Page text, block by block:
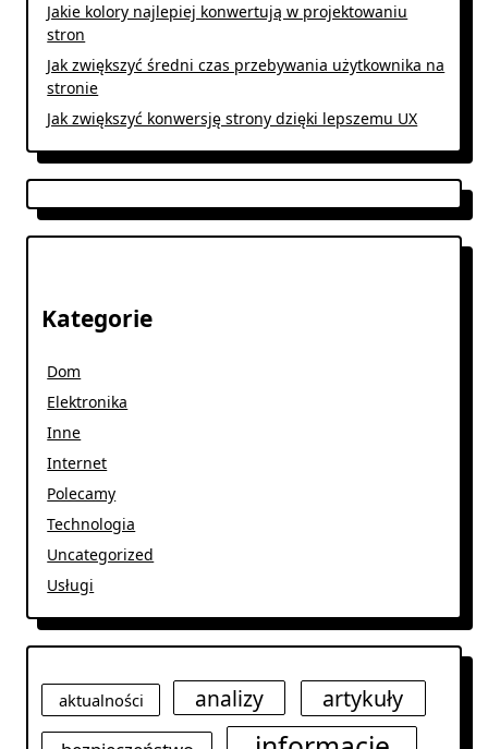
Jakie kolory najlepiej konwertują w projektowaniu
stron
Jak zwiększyć średni czas przebywania użytkownika na
stronie
Jak zwiększyć konwersję strony dzięki lepszemu UX
Kategorie
Dom
Elektronika
Inne
Internet
Polecamy
Technologia
Uncategorized
Usługi
aktualności analizy artykuły